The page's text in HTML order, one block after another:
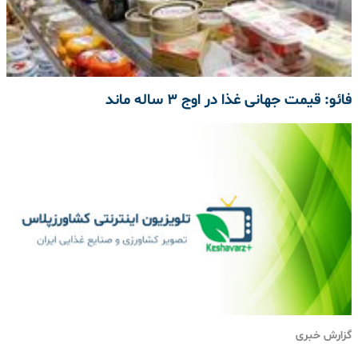
فائو: قیمت جهانی غذا در اوج ۳ ساله ماند
گزارش خبری